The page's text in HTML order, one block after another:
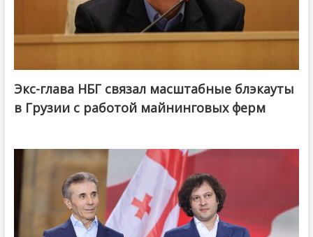
Экс-глава НБГ связал масштабные блэкауты
в Грузии с работой майнинговых ферм